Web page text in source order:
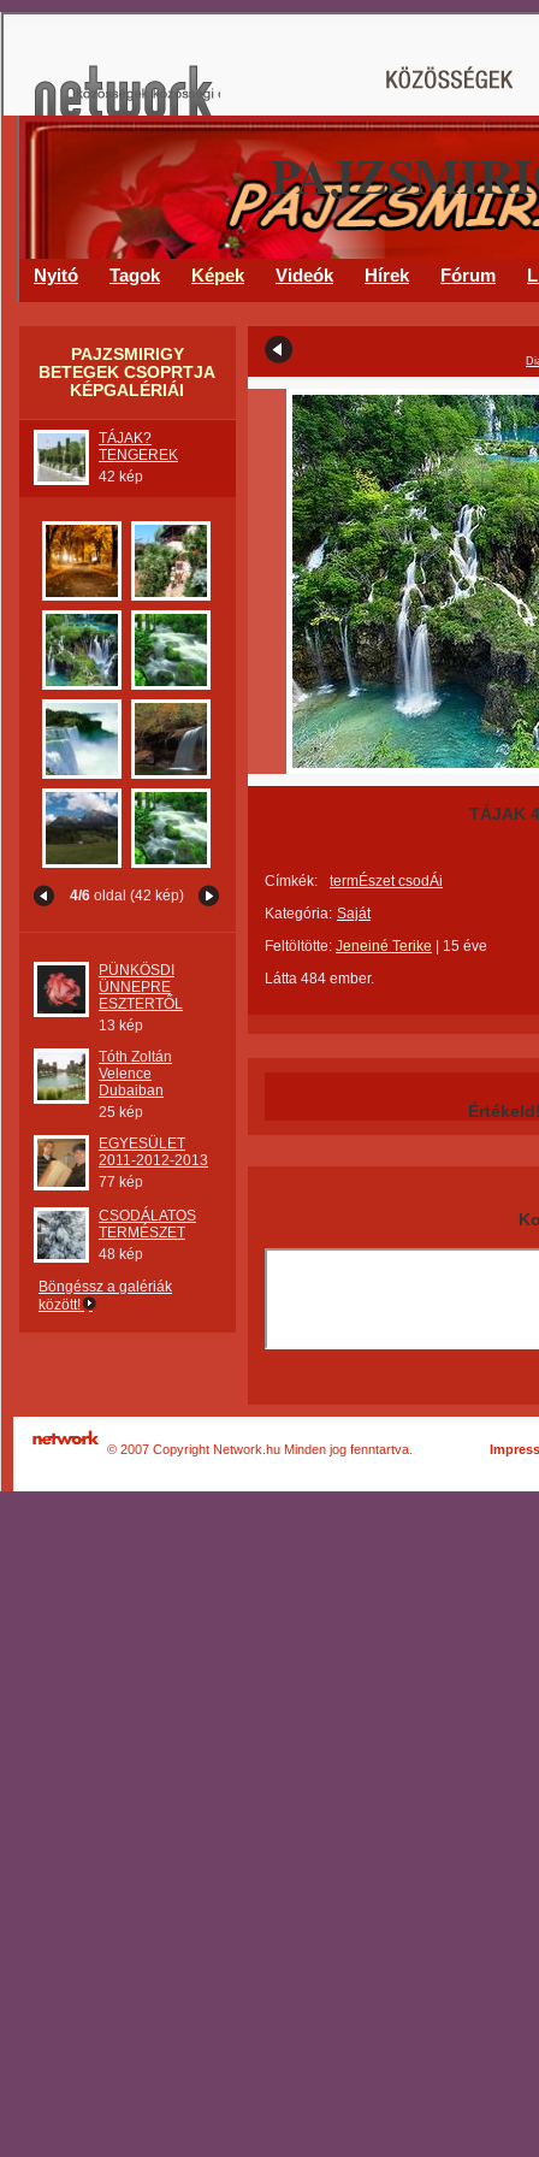
Nyitó Tagok Képek Videók Hírek Fórum
PAJZSMIRIGY
BETEGEK CSOPRTJA
KÉPGALÉRIÁI
TÁJAK?
TENGEREK
42 kép
4/6 oldal (42 kép)
PÜNKÖSDI
ÜNNEPRE
ESZTERTŐL
13 kép
Tóth Zoltán
Velence
Dubaiban
25 kép
EGYESÜLET
2011-2012-2013
77 kép
CSODÁLATOS
TERMÉSZET
48 kép
Böngéssz a galériák
között!
TÁJAK
Címkék:
termÉszet csodÁi
Kategória: Saját
Feltöltötte: Jeneiné Terike
15 éve
Látta 484 ember.
© 2007 Copyright Network.hu Minden jog fenntartva.